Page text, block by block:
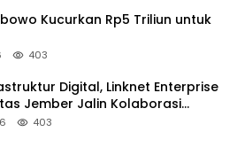
Kucurkan Rp5 Triliun untuk
403
Digital, Linknet Enterprise
Jember Jalin Kolaborasi
Berbasis AI
403